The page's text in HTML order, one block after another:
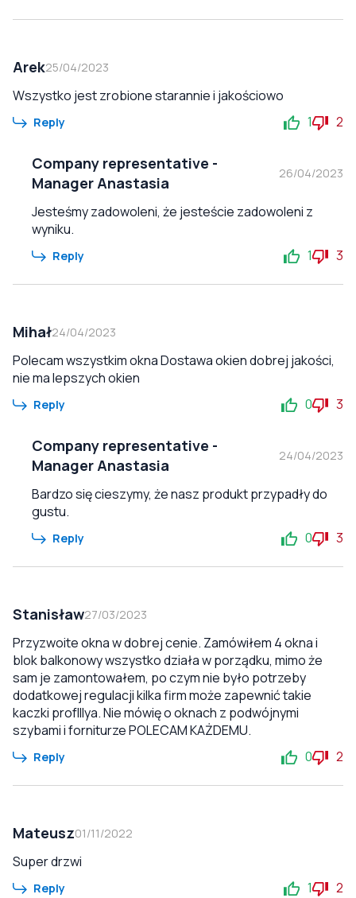
Arek25/04/2023
Wszystko jest zrobione starannie i jakościowo
Reply 1 2
Company representative -
Manager Anastasia
26/04/2023
Jesteśmy zadowoleni, że jesteście zadowoleni z
wyniku.
Reply 1 3
Mihał24/04/2023
Polecam wszystkim okna Dostawa okien dobrej jakości,
nie ma lepszych okien
Reply 0 3
Company representative -
Manager Anastasia
24/04/2023
Bardzo się cieszymy, że nasz produkt przypadły do
gustu.
Reply 0 3
Stanisław27/03/2023
Przyzwoite okna w dobrej cenie. Zamówiłem 4 okna i
blok balkonowy wszystko działa w porządku, mimo że
sam je zamontowałem, po czym nie było potrzeby
dodatkowej regulacji kilka firm może zapewnić takie
kaczki profIllya. Nie mówię o oknach z podwójnymi
szybami i forniturze POLECAM KAŻDEMU.
Reply 0 2
Mateusz01/11/2022
Super drzwi
Reply 1 2